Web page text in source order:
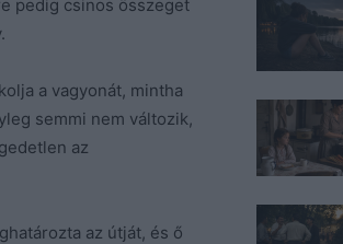
pedig csinos összeget
a vagyonát, mintha
semmi nem változik,
az
az útját, és ő